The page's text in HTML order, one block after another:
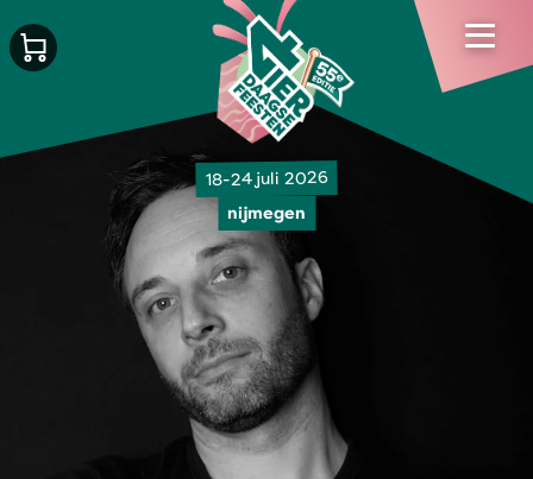
18-24 juli 2026
nijmegen